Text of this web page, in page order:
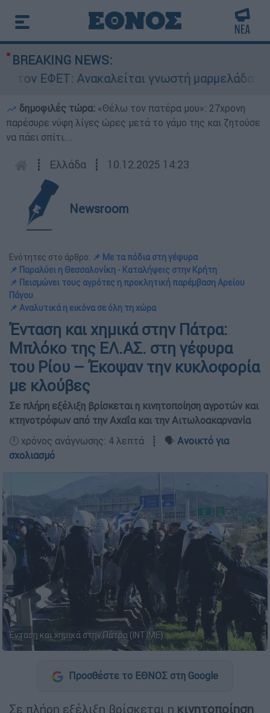
BREAKING NEWS:
Ανακαλείται γνωστή μαρμελάδα - Κίνδυνος
δημοφιλές τώρα: «Θέλω τον πατέρα μου»: 27χρονη
παρέσυρε νύφη λίγες ώρες μετά το γάμο της και ζητούσε
να πάει σπίτι...
┋ Ελλάδα ┋ 10.12.2025 14:23
Newsroom
Ενότητες στο άρθρο: 📌 Με τα πόδια στη γέφυρα
📌 Παραλύει η Θεσσαλονίκη - Καταλήψεις στην Κρήτη
📌 Πεισμώνει τους αγρότες η προκλητική παρέμβαση Αρείου
Πάγου
📌 Αναλυτικά η εικόνα σε όλη τη χώρα
Ένταση και χημικά στην Πάτρα:
Μπλόκο της ΕΛ.ΑΣ. στη γέφυρα
του Ρίου – Έκοψαν την κυκλοφορία
με κλούβες
Σε πλήρη εξέλιξη βρίσκεται η κινητοποίηση αγροτών και
κτηνοτρόφων από την Αχαΐα και την Αιτωλοακαρνανία
🕛 χρόνος ανάγνωσης: 4 λεπτά ┋ 🗣️ Ανοικτό για
σχολιασμό
Ένταση και χημικά στην Πάτρα (INTIME)
Προσθέστε το ΕΘΝΟΣ στη Google
Σε πλήρη εξέλιξη βρίσκεται η κινητοποίηση